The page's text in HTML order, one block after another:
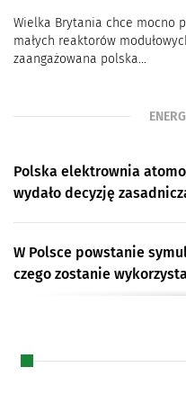
Wielka Brytania chce mocno
małych reaktorów
zaangażowana polska...
Polska elektrownia
wydało decyzję
W Polsce powstanie
czego zostanie
Następnego dnia